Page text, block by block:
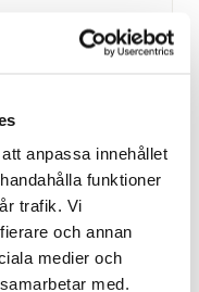
anpassa innehållet
funktioner
trafik. Vi
och annan
medier och
med.
- Leveransklar
Kund